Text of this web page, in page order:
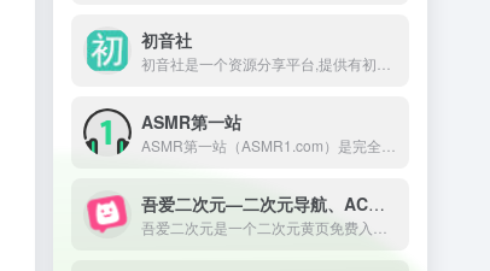
初音社
ASMR第一站
吾爱二次元—二次元导航、ACG导航、宅男导航